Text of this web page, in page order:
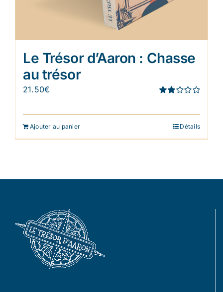
Le Trésor d’Aaron : Chasse
au trésor
1.91
21.50€
Ajouter au panier Détails